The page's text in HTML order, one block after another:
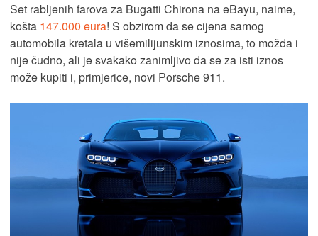
Set rabljenih farova za Bugatti Chirona na eBayu, naime,
košta 147.000 eura! S obzirom da se cijena samog
automobila kretala u višemilijunskim iznosima, to možda i
nije čudno, ali je svakako zanimljivo da se za isti iznos
može kupiti i, primjerice, novi Porsche 911.